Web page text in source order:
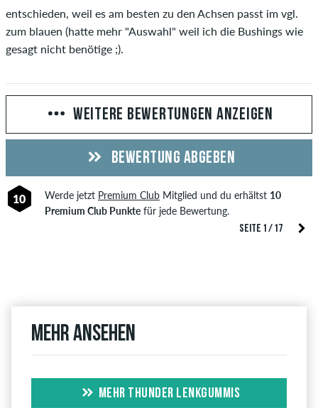
entschieden, weil es am besten zu den Achsen passt im vgl.
zum blauen (hatte mehr "Auswahl" weil ich die Bushings wie
gesagt nicht benötige ;).
SEITE 1 / 17
WEITERE BEWERTUNGEN ANZEIGEN
BEWERTUNG ABGEBEN
10 Werde jetzt Premium ClubMitglied und du erhältst 10
Premium Club Punktefür jede Bewertung.
Mehr ansehen
MEHR THUNDER LENKGUMMIS